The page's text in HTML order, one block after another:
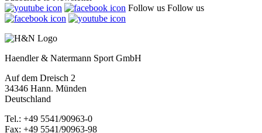
Follow us Follow us
Haendler & Natermann Sport GmbH
Auf dem Dreisch 2
34346 Hann. Münden
Deutschland
Tel.: +49 5541/90963-0
Fax: +49 5541/90963-98